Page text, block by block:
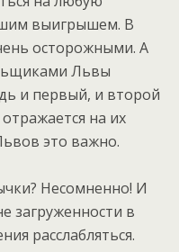
выигрышем. В
осторожными. А
Львы
и первый, и второй
на их
это важно.
Несомненно! И
загруженности в
расслабляться.